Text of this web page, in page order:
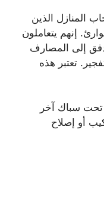
المنازل الذين
إنهم يتعاملون
إلى المصارف
تعتبر هذه
تحت سباك آخر
أو إصلاح